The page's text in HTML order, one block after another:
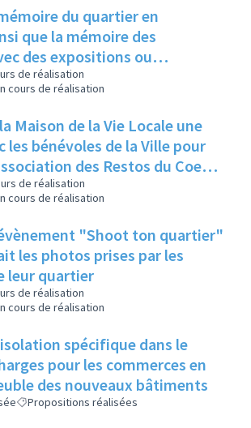
du quartier en
que la mémoire des
des expositions ou
de sculptures
de réalisation
cours de réalisation
Maison de la Vie Locale une
les bénévoles de la Ville pour
des Restos du Coeur
d’aide
de réalisation
cours de réalisation
"Shoot ton quartier"
les photos prises par les
leur quartier
de réalisation
cours de réalisation
spécifique dans le
pour les commerces en
des nouveaux bâtiments
Propositions réalisées